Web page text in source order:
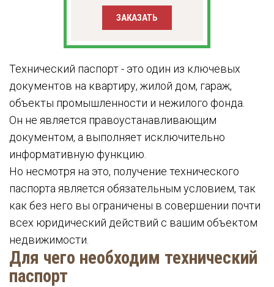
ЗАКАЗАТЬ
Технический паспорт - это один из ключевых
документов на квартиру, жилой дом, гараж,
объекты промышленности и нежилого фонда.
Он не является правоустанавливающим
документом, а выполняет исключительно
информативную функцию.
Но несмотря на это, получение технического
паспорта является обязательным условием, так
как без него вы ограничены в совершении почти
всех юридический действий с вашим объектом
недвижимости.
Для чего необходим технический
паспорт